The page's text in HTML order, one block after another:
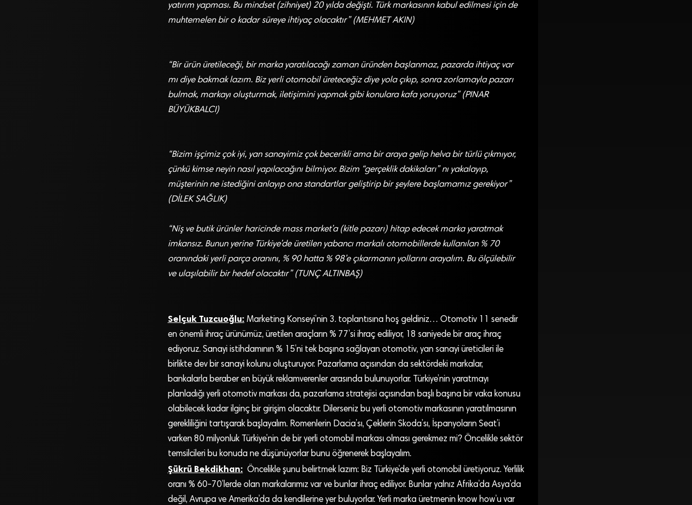
yatırım yapması. Bu mindset (zihniyet) 20 yılda değişti. Türk markasının kabul edilmesi için de
muhtemelen bir o kadar süreye ihtiyaç olacaktır” (MEHMET AKIN)
“Bir ürün üretileceği, bir marka yaratılacağı zaman üründen başlanmaz, pazarda ihtiyaç var
mı diye bakmak lazım. Biz yerli otomobil üreteceğiz diye yola çıkıp, sonra zorlamayla pazarı
bulmak, markayı oluşturmak, iletişimini yapmak gibi konulara kafa yoruyoruz” (PINAR
BÜYÜKBALCI)
“Bizim işçimiz çok iyi, yan sanayimiz çok becerikli ama bir araya gelip helva bir türlü çıkmıyor,
çünkü kimse neyin nasıl yapılacağını bilmiyor. Bizim “gerçeklik dakikaları” nı yakalayıp,
müşterinin ne istediğini anlayıp ona standartlar geliştirip bir şeylere başlamamız gerekiyor”
(DİLEK SAĞLIK)
“Niş ve butik ürünler haricinde mass market’a (kitle pazarı) hitap edecek marka yaratmak
imkansız. Bunun yerine Türkiye’de üretilen yabancı markalı otomobillerde kullanılan % 70
oranındaki yerli parça oranını, % 90 hatta % 98’e çıkarmanın yollarını arayalım. Bu ölçülebilir
ve ulaşılabilir bir hedef olacaktır” (TUNÇ ALTINBAŞ)
Selçuk Tuzcuoğlu: Marketing Konseyi’nin 3. toplantısına hoş geldiniz… Otomotiv 11 senedir
en önemli ihraç ürünümüz, üretilen araçların % 77’si ihraç ediliyor, 18 saniyede bir araç ihraç
ediyoruz. Sanayi istihdamının % 15’ni tek başına sağlayan otomotiv, yan sanayi üreticileri ile
birlikte dev bir sanayi kolunu oluşturuyor. Pazarlama açısından da sektördeki markalar,
bankalarla beraber en büyük reklamverenler arasında bulunuyorlar. Türkiye’nin yaratmayı
planladığı yerli otomotiv markası da, pazarlama stratejisi açısından başlı başına bir vaka konusu
olabilecek kadar ilginç bir girişim olacaktır. Dilerseniz bu yerli otomotiv markasının yaratılmasının
gerekliliğini tartışarak başlayalım. Romenlerin Dacia’sı, Çeklerin Skoda’sı, İspanyoların Seat’i
varken 80 milyonluk Türkiye’nin de bir yerli otomobil markası olması gerekmez mi? Öncelikle sektör
temsilcileri bu konuda ne düşünüyorlar bunu öğrenerek başlayalım.
Şükrü Bekdikhan: Öncelikle şunu belirtmek lazım: Biz Türkiye’de yerli otomobil üretiyoruz. Yerlilik
oranı % 60-70’lerde olan markalarımız var ve bunlar ihraç ediliyor. Bunlar yalnız Afrika’da Asya’da
değil, Avrupa ve Amerika’da da kendilerine yer buluyorlar. Yerli marka üretmenin know how’u var